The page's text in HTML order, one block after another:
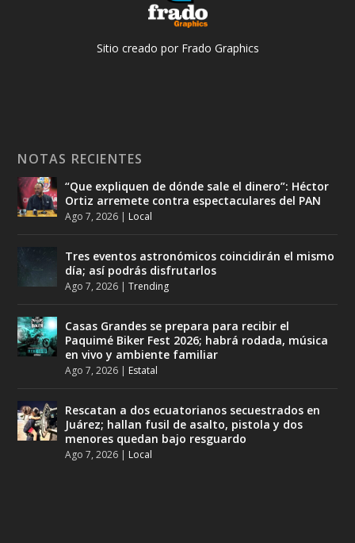
Sitio creado por Frado Graphics
NOTAS RECIENTES
“Que expliquen de dónde sale el dinero”: Héctor
Ortiz arremete contra espectaculares del PAN
Ago 7, 2026 | Local
Tres eventos astronómicos coincidirán el mismo
día; así podrás disfrutarlos
Ago 7, 2026 |Trending
Casas Grandes se prepara para recibir el
Paquimé Biker Fest 2026; habrá rodada, música
en vivo y ambiente familiar
Ago 7, 2026 | Estatal
Rescatan a dos ecuatorianos secuestrados en
Juárez; hallan fusil de asalto, pistola y dos
menores quedan bajo resguardo
Ago 7, 2026 | Local